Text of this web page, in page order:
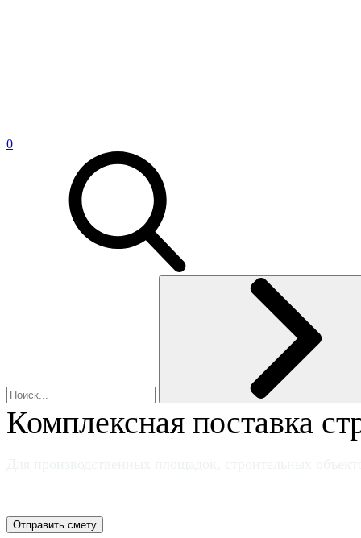
0
Комплексная поставка
Отправить смету